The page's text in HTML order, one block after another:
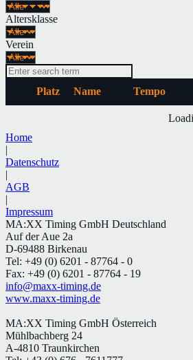
Altersklasse
Verein
Platz Name Tempo
Home
|
Datenschutz
|
AGB
|
Impressum
MA:XX Timing GmbH Deutschland
Auf der Aue 2a
D-69488 Birkenau
Tel: +49 (0) 6201 - 87764 - 0
Fax: +49 (0) 6201 - 87764 - 19
info@maxx-timing.de
www.maxx-timing.de
MA:XX Timing GmbH Österreich
Mühlbachberg 24
A-4810 Traunkirchen